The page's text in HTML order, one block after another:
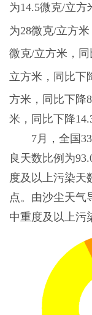
为14.5微克/立方
为28微克/立方
微克/立方米，同
立方米，同比下
方米，同比下降
米，同比下降
7月，全国339
良天数比例为
度及以上污染天
点。由沙尘天气
中重度及以上污